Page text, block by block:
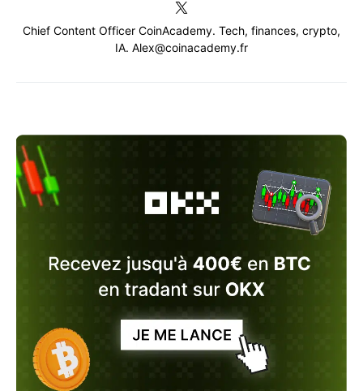
Chief Content Officer CoinAcademy. Tech, finances, crypto,
IA. Alex@coinacademy.fr